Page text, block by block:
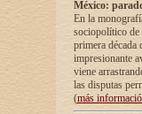
México:
En la
sociopolítico de
primera década
impresionante
viene
las disputas
(más